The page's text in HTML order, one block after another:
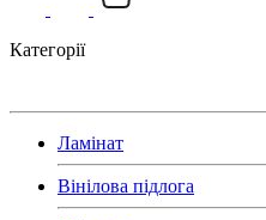
Категорії
Ламінат
Вінілова підлога